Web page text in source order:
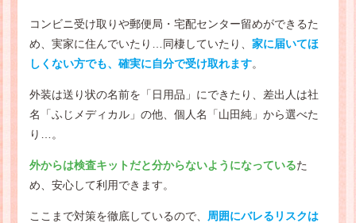
コンビニ受け取りや郵便局・宅配センター留めができるた
め、実家に住んでいたり…同棲していたり、 家に届いてほ
しくない方でも、確実に自分で受け取れます。
外装は送り状の名前を「日用品」にできたり、差出人は社
名「ふじメディカル」の他、個人名「山田純」から選べた
り…。
外からは検査キットだと分からないようになっているた
め、安心して利用できます。
ここまで対策を徹底しているので、 周囲にバレるリスクは